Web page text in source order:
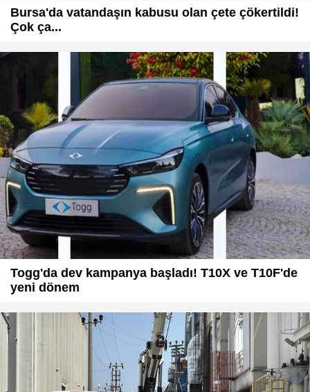
Bursa'da vatandaşın kabusu olan çete çökertildi!
Çok ça...
Togg'da dev kampanya başladı! T10X ve T10F'de
yeni dönem